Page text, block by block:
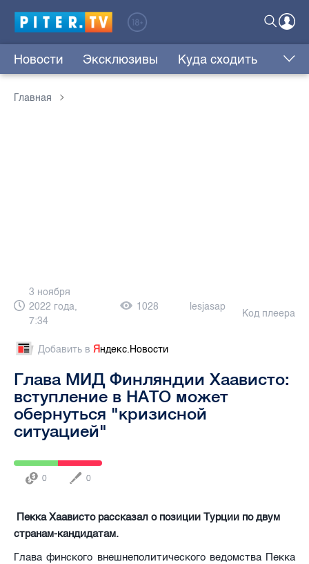
Новости Эксклюзивы Куда сходить
Главная
3 ноября
2022 года,
7:34
1028 lesjasap
Код плеера
Добавить в Яндекс.Новости
Глава МИД Финляндии Хаависто:
вступление в НАТО может
обернуться "кризисной
ситуацией"
0 0
Пекка Хаависто рассказал о позиции Турции по двум
странам-кандидатам.
Глава финского внешнеполитического ведомства Пекка